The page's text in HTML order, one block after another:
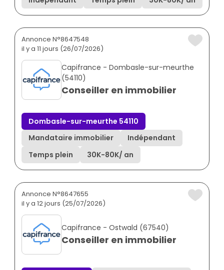
Annonce N°8647548
il y a 11 jours (26/07/2026)
Capifrance - Dombasle-sur-meurthe
(54110)
Conseiller en immobilier
Dombasle-sur-meurthe 54110
Mandataire immobilier
Indépendant
Temps plein
30K-80K/ an
Annonce N°8647655
il y a 12 jours (25/07/2026)
Capifrance - Ostwald (67540)
Conseiller en immobilier